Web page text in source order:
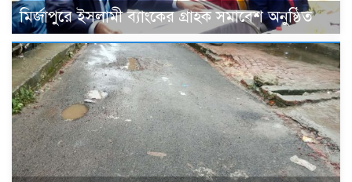
মির্জাপুরে ইসলামী ব্যাংকের গ্রাহক সমাবেশ অনুষ্ঠিত